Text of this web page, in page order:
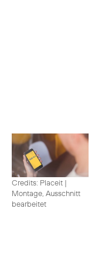
Credits: Placeit |
Montage, Ausschnitt
bearbeitet